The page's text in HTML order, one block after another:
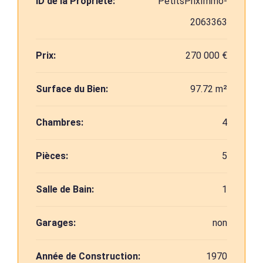
2063363
Prix: 270 000 €
Surface du Bien: 97.72 m²
Chambres: 4
Pièces: 5
Salle de Bain: 1
Garages: non
Année de Construction: 1970